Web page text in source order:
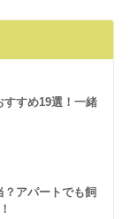
すすめ19選！一緒
アパートでも飼